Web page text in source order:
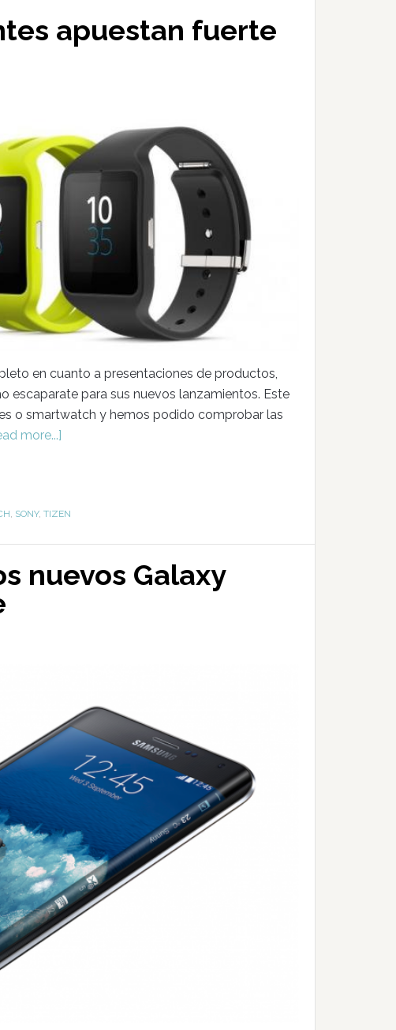
apuestan fuerte
en cuanto a presentaciones de productos,
escaparate para sus nuevos lanzamientos. Este
o smartwatch y hemos podido comprobar las
more...]
, SONY, TIZEN
nuevos Galaxy